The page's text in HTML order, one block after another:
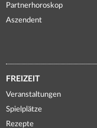
Partnerhoroskop
Aszendent
FREIZEIT
Veranstaltungen
Spielplätze
Rezepte